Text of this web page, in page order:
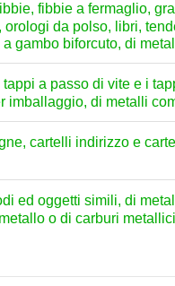
fibbie a fermaglio,
da polso, libri,
gambo biforcuto, di
a passo di vite e i
imballaggio, di metalli
cartelli indirizzo e
ed oggetti simili, di
o di carburi